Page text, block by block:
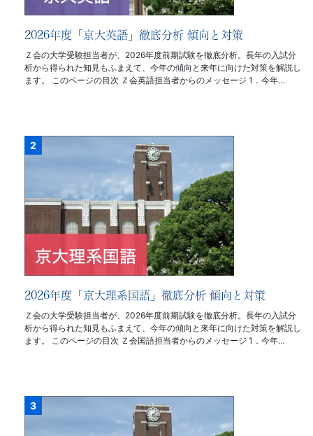
2026年度「京大英語」徹底分析 傾向と対策
Ｚ会の大学受験担当者が、2026年度前期試験を徹底分析。長年の入試分
析から得られた知見もふまえて、今年の傾向と来年に向けた対策を解説し
ます。 このページの目次 Ｚ会英語担当者からのメッセージ 1．今年…
2026年度「京大理系国語」徹底分析 傾向と対策
Ｚ会の大学受験担当者が、2026年度前期試験を徹底分析。長年の入試分
析から得られた知見もふまえて、今年の傾向と来年に向けた対策を解説し
ます。 このページの目次 Ｚ会国語担当者からのメッセージ 1．今年…